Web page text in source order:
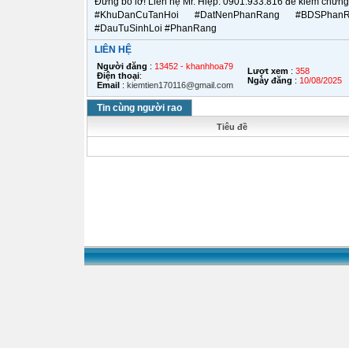
#KhuDanCuTanHoi #DatNenPhanRang
#DauTuSinhLoi #PhanRang
LIÊN HỆ
Người đăng : 13452 - khanhhoa79
Điện thoại:
Email: kiemtien170116@gmail.com
Lượt xem: 358
Ngày đăng : 10/08/2025
Tin cùng người rao
Tiêu đề